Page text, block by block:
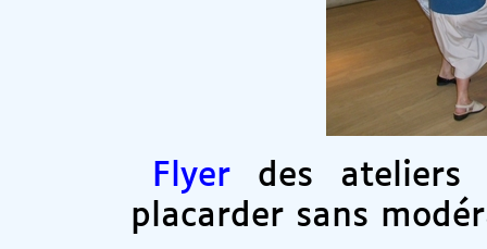
Flyer des
placarder sans